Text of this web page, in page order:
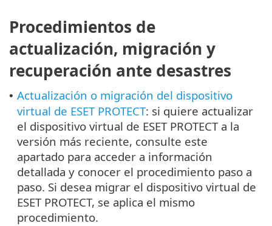
Procedimientos de
actualización, migración y
recuperación ante desastres
• Actualización o migración del dispositivo
virtual de ESET PROTECT: si quiere actualizar
el dispositivo virtual de ESET PROTECT a la
versión más reciente, consulte este
apartado para acceder a información
detallada y conocer el procedimiento paso a
paso. Si desea migrar el dispositivo virtual de
ESET PROTECT, se aplica el mismo
procedimiento.